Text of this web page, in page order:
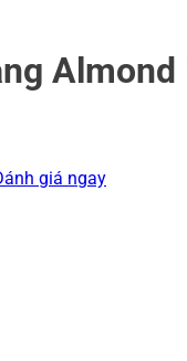
Almond
giá ngay